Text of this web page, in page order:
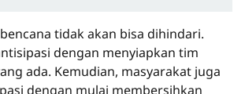
tidak akan bisa dihindari.
dengan menyiapkan tim
ada. Kemudian, masyarakat juga
dengan mulai membersihkan